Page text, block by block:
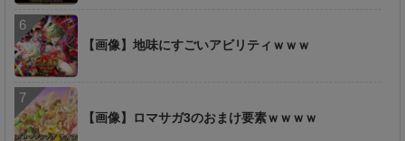
【画像】地味にすごいアビリティｗｗｗ
【画像】ロマサガ3のおまけ要素ｗｗｗｗ